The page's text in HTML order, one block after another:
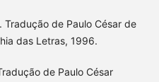
Tradução de Paulo César de
das Letras, 1996.
de Paulo César